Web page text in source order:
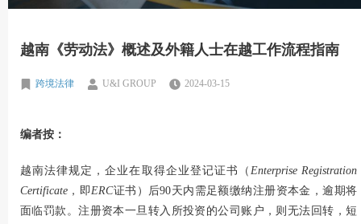
越南《劳动法》概述及外籍人士在越工作流程指南
跨境法律 U&I GROUP 2024-03-15
编者按：
越南法律规定，企业在取得企业登记证书（ Enterprise Registration
Certificate ，即ERC证书）后90天内需足额缴纳注册资本金，逾期将
面临罚款。注册资本一旦转入所投资的公司账户，则无法回转，短